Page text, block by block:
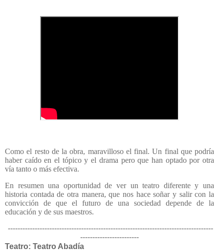
Como el resto de la obra, maravilloso el final. Un final que podría
haber caído en el tópico y el drama pero que han optado por otra
vía tanto o más efectiva.
En resumen una oportunidad de ver un teatro diferente y una
historia contada de otra manera, que nos hace soñar y salir con la
convicción de que el futuro de una sociedad depende de la
educación y de sus maestros.
------------------------------------------------------------------------------------
------------------------
Teatro: Teatro Abadía